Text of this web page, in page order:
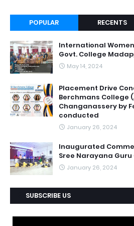
POPULAR RECENTS
International
Govt. College
May 14, 2024
Placement Drive
Berchmans College
Changanassery by
conducted
January 26, 2024
Inaugurated
Sree Narayana
January 26, 2024
SUBSCRIBE US